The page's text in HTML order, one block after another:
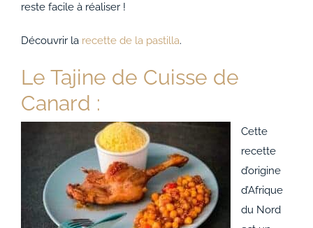
reste facile à réaliser !
Découvrir la recette de la pastilla.
Le Tajine de Cuisse de
Canard :
Cette
recette
d’origine
d’Afrique
du Nord